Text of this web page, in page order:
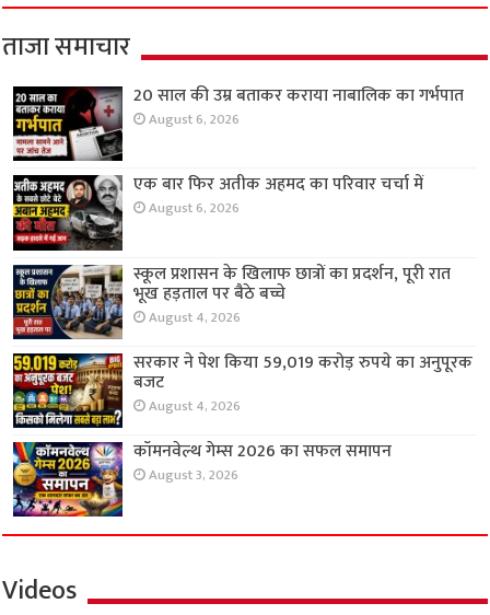
ताजा समाचार
20 साल की उम्र बताकर कराया नाबालिक का गर्भपात
August 6, 2026
एक बार फिर अतीक अहमद का परिवार चर्चा में
August 6, 2026
स्कूल प्रशासन के खिलाफ छात्रों का प्रदर्शन, पूरी रात
भूख हड़ताल पर बैठे बच्चे
August 4, 2026
सरकार ने पेश किया 59,019 करोड़ रुपये का अनुपूरक
बजट
August 4, 2026
कॉमनवेल्थ गेम्स 2026 का सफल समापन
August 3, 2026
Videos